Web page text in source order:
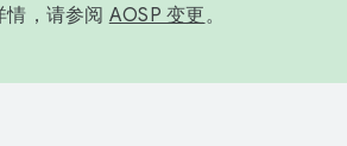
，请参阅 AOSP 变更。